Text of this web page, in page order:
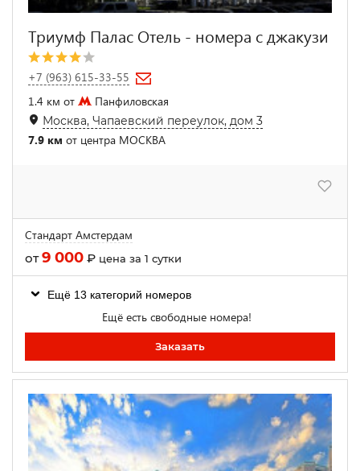
Триумф Палас Отель - номера с джакузи
+7 (963) 615-33-55
1.4 км от
Панфиловская
Москва, Чапаевский переулок, дом 3
7.9 км от центра МОСКВА
Стандарт Амстердам
от9 000 ₽ цена за 1 сутки
Ещё 13 категорий номеров
Ещё есть свободные номера!
Заказать